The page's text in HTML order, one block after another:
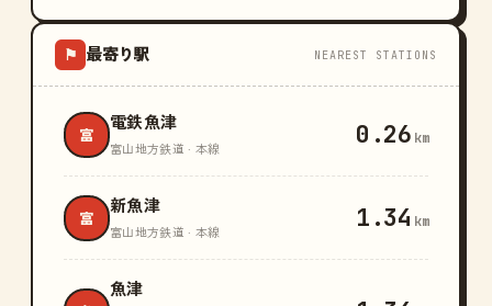
⚑ 最寄り駅 NEAREST STATIONS
富
電鉄魚津
富山地方鉄道 · 本線 0.26 km
富
新魚津
富山地方鉄道 · 本線 1.34 km
魚津